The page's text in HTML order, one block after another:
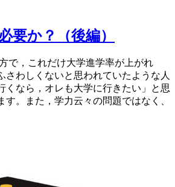
要か？（後編）
で，これだけ大学進学率が上がれ
さわしくないと思われていたような人
くなら，オレも大学に行きたい」と思
す。また，学力云々の問題ではなく、